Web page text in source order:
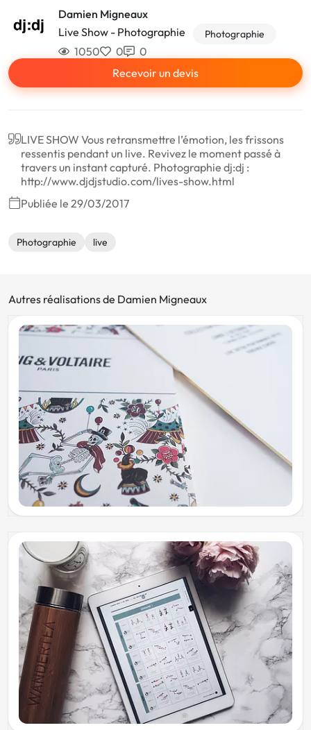
Damien Migneaux
Live Show - Photographie
Photographie
1050 0
0
Recevoir un devis
LIVE SHOW Vous retransmettre l’émotion, les frissons
ressentis pendant un live. Revivez le moment passé à
travers un instant capturé. Photographie dj:dj :
http://www.djdjstudio.com/lives-show.html
Publiée le 29/03/2017
Photographie live
Autres réalisations de Damien Migneaux